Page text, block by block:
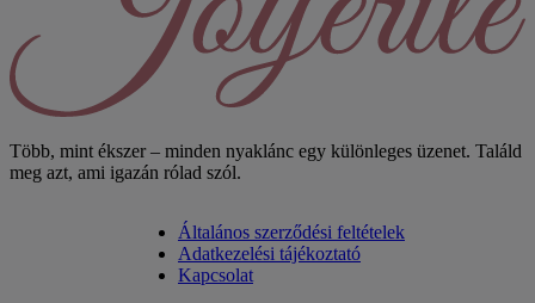
Több, mint ékszer – minden nyaklánc egy különleges üzenet. Találd
meg azt, ami igazán rólad szól.
Footer
menu
Általános szerződési feltételek
Adatkezelési tájékoztató
Kapcsolat